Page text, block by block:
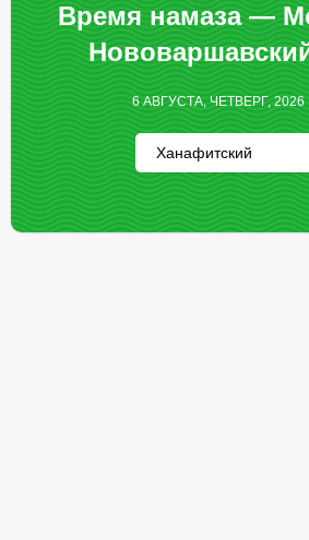
Время намаза —
6 АВГУСТА, ЧЕТВЕРГ, 2026